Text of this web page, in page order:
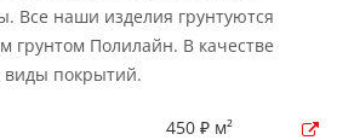
Все наши изделия грунтуются
грунтом Полилайн. В качестве
виды покрытий.
450 ₽ м²